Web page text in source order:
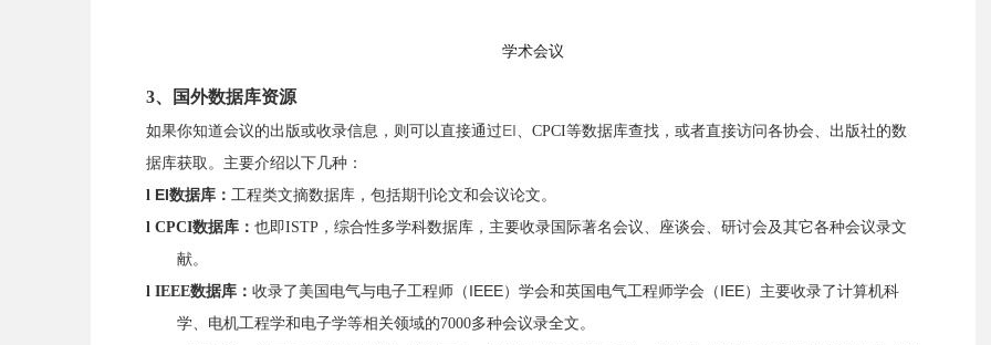
学术会议
3、 国外数据库资源
如果你知道会议的出版或收录信息，则可以直接通过EI、 CPCI等数据库查找，或者直接访问各协会、出版社的数
据库获取。主要介绍以下几种：
l EI数据库： 工程类文摘数据库 ，包括期刊论文和会议论文。
l CPCI数据库： 也即ISTP ，综合性多学科数据库，主要收录国际著名会议、座谈会、研讨会及其它各种会议录文
献。
l IEEE数据库 ： 收录了美国电气与电子工程师（IEEE）学会和英国电气工程师学会（IEE） 主要收录了计算机科
学、电机工程学和电子学等相关领域的7000多种会议录全文。